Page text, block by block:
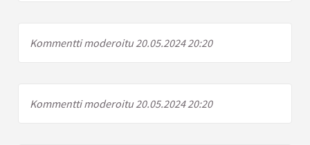
Kommentti moderoitu 20.05.2024 20:20
Kommentti moderoitu 20.05.2024 20:20